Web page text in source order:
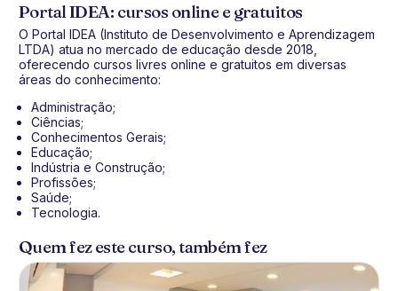
Portal IDEA: cursos online e gratuitos
O Portal IDEA (Instituto de Desenvolvimento e Aprendizagem
LTDA) atua no mercado de educação desde 2018,
oferecendo cursos livres online e gratuitos em diversas
áreas do conhecimento:
Administração;
Ciências;
Conhecimentos Gerais;
Educação;
Indústria e Construção;
Profissões;
Saúde;
Tecnologia.
Quem fez este curso, também fez